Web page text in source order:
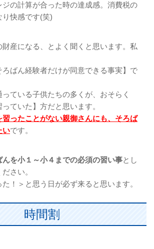
ジの計算が合った時の達成感。消費税の
快感です(笑)
財産になる、とよく聞くと思います。私
ろばん経験者だけが同意できる事実】で
ている子供たちの多くが、おそらく
っていた】方だと思います。
習ったことがない親御さんにも、そろば
いです。
んを小１～小４までの必須の習い事とし
さい。
！＞と思う日が必ず来ると思います。
時間割